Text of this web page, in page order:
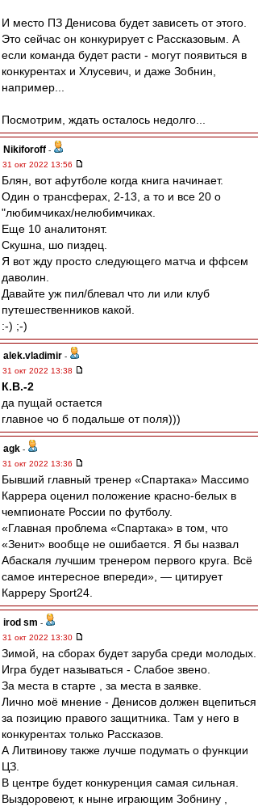
И место ПЗ Денисова будет зависеть от этого.
Это сейчас он конкурирует с Рассказовым. А
если команда будет расти - могут появиться в
конкурентах и Хлусевич, и даже Зобнин,
например...
Посмотрим, ждать осталось недолго...
Nikiforoff -
31 окт 2022 13:56
Блян, вот афутболе когда книга начинает.
Один о трансферах, 2-13, а то и все 20 о
"любимчиках/нелюбимчиках.
Еще 10 аналитонят.
Скушна, шо пиздец.
Я вот жду просто следующего матча и ффсем
даволин.
Давайте уж пил/блевал что ли или клуб
путешественников какой.
:-) ;-)
alek.vladimir -
31 окт 2022 13:38
К.В.-2
да пущай остается
главное чо б подальше от поля)))
agk -
31 окт 2022 13:36
Бывший главный тренер «Спартака» Массимо
Каррера оценил положение красно-белых в
чемпионате России по футболу.
«Главная проблема «Спартака» в том, что
«Зенит» вообще не ошибается. Я бы назвал
Абаскаля лучшим тренером первого круга. Всё
самое интересное впереди», — цитирует
Карреру Sport24.
irod sm -
31 окт 2022 13:30
Зимой, на сборах будет заруба среди молодых.
Игра будет называться - Слабое звено.
За места в старте , за места в заявке.
Лично моё мнение - Денисов должен вцепиться
за позицию правого защитника. Там у него в
конкурентах только Рассказов.
А Литвинову также лучше подумать о функции
ЦЗ.
В центре будет конкуренция самая сильная.
Выздоровеют, к ныне играющим Зобнину ,